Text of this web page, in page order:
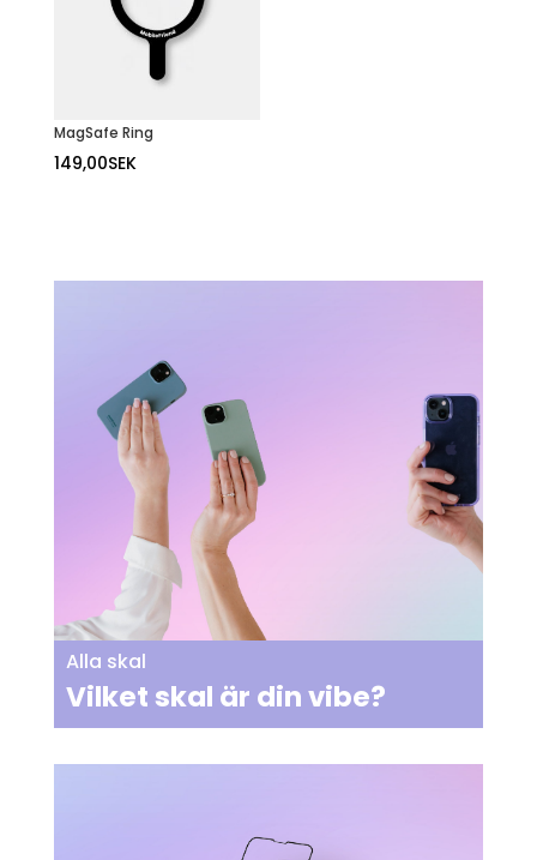
MagSafe Ring
149,00SEK
Alla skal
Vilket skal är din vibe?